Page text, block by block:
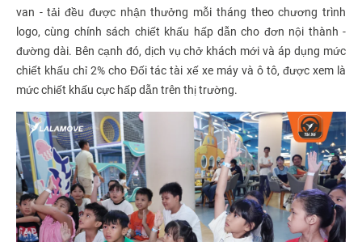
van - tải đều được nhận thưởng mỗi tháng theo chương trình
logo, cùng chính sách chiết khấu hấp dẫn cho đơn nội thành -
đường dài. Bên cạnh đó, dịch vụ chở khách mới và áp dụng mức
chiết khấu chỉ 2% cho Đối tác tài xế xe máy và ô tô, được xem là
mức chiết khấu cực hấp dẫn trên thị trường.